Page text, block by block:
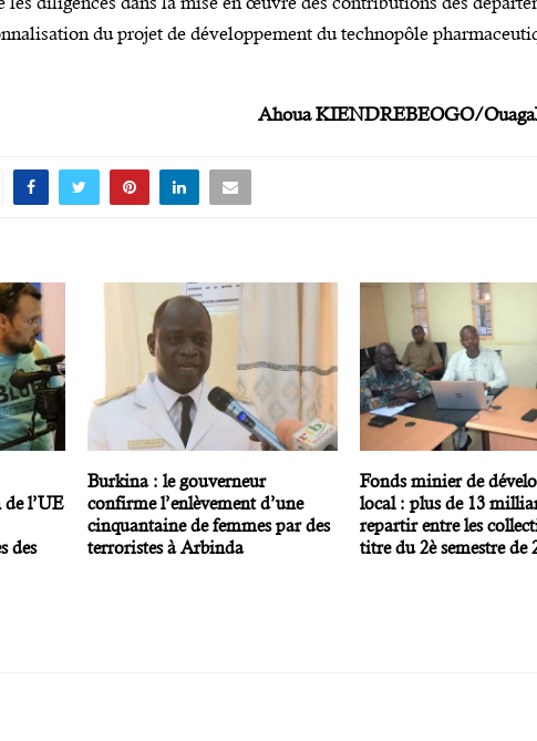
du projet de développement du technopôle
Ahoua KIENDREBEOGO/
de l’UE
des
Burkina : le gouverneur
confirme l’enlèvement d’une
cinquantaine de femmes par des
terroristes à Arbinda
Fonds minier de
local : plus de 13
repartir entre les
titre du 2è semestre de